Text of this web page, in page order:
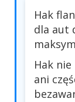
Hak
dla aut
Hak
ani